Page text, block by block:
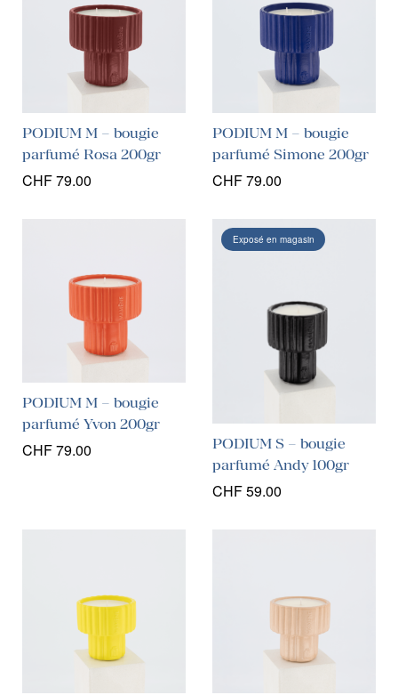
PODIUM M – bougie
parfumé Rosa 200gr
CHF79.00
PODIUM M – bougie
parfumé Simone 200gr
CHF79.00
PODIUM M – bougie
parfumé Yvon 200gr
CHF79.00
PODIUM S – bougie
parfumé Andy 100gr
CHF59.00
Exposé en magasin